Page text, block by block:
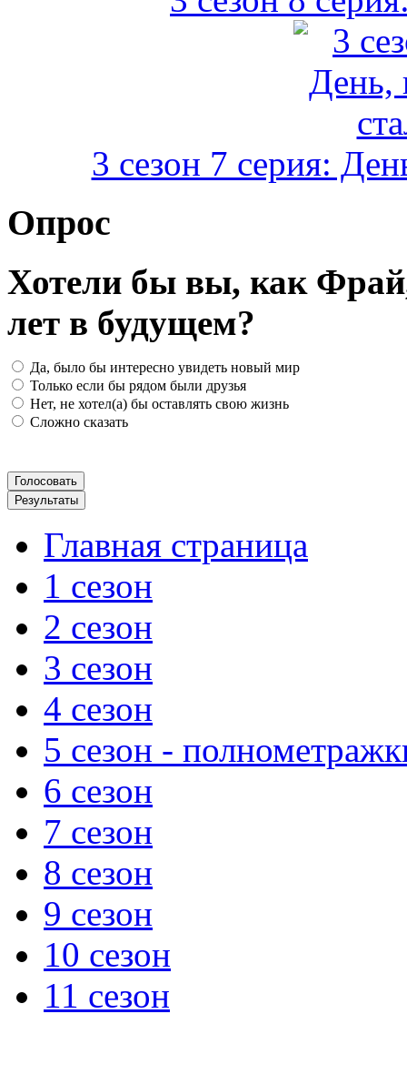
3 сезон 7 серия:
Опрос
Хотели бы вы, как
лет в будущем?
Да, было бы интересно увидеть новый мир
Только если бы рядом были друзья
Нет, не хотел(а) бы оставлять свою жизнь
Сложно сказать
Главная страница
1 сезон
2 сезон
3 сезон
4 сезон
5 сезон -
6 сезон
7 сезон
8 сезон
9 сезон
10 сезон
11 сезон